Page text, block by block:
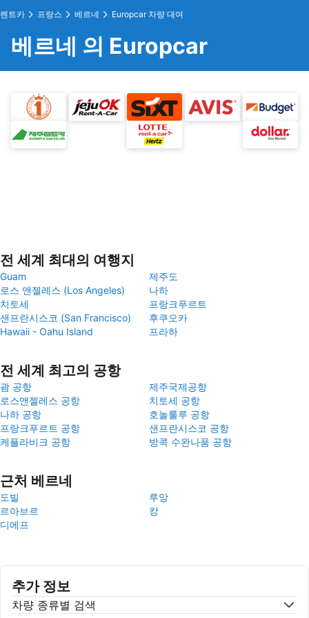
렌트카 프랑스 베르네 Europcar 차량 대여
베르네 의 Europcar
전 세계 최대의 여행지
Guam
제주도
로스 앤젤레스 (Los Angeles)
나하
치토세
프랑크푸르트
샌프란시스코 (San Francisco)
후쿠오카
Hawaii - Oahu Island
프라하
전 세계 최고의 공항
괌 공항
제주국제공항
로스앤젤레스 공항
치토세 공항
나하 공항
호놀룰루 공항
프랑크푸르트 공항
샌프란시스코 공항
케플라비크 공항
방콕 수완나품 공항
근처 베르네
도빌
루앙
르아브르
캉
디에프
추가 정보
차량 종류별 검색